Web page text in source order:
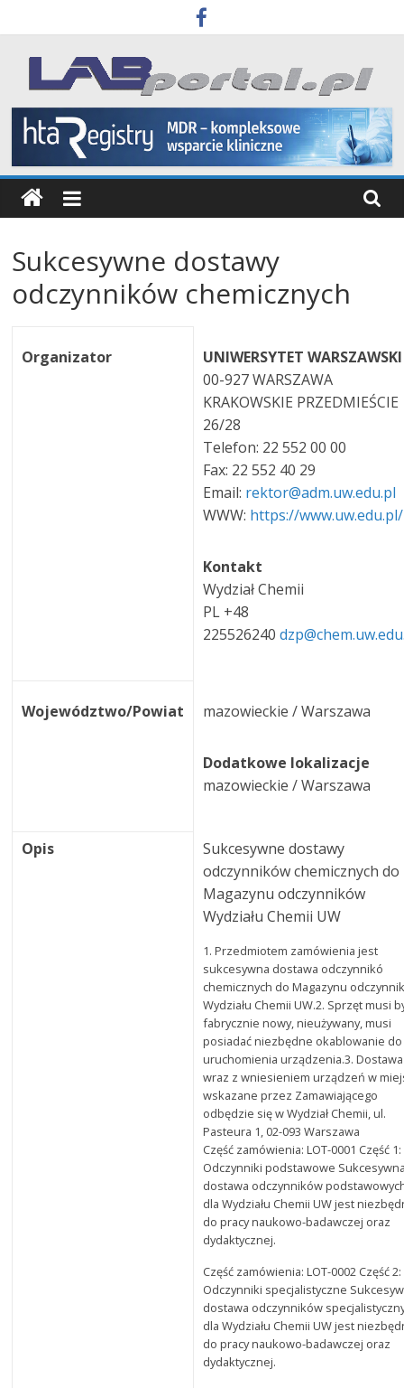
to
content
Labportal
Laboratoria
Aparatura
Badania
Sukcesywne dostawy
odczynników chemicznych
Organizator
UNIWERSYTET WARSZAWSKI
00-927 WARSZAWA
KRAKOWSKIE PRZEDMIEŚCIE
26/28
Telefon: 22 552 00 00
Fax: 22 552 40 29
Email: rektor@adm.uw.edu.pl
WWW: https://www.uw.edu.pl/
Kontakt
Wydział Chemii
PL +48
225526240
Województwo/Powiat mazowieckie / Warszawa
Dodatkowe lokalizacje
mazowieckie / Warszawa
Opis
Sukcesywne dostawy
odczynników chemicznych do
Magazynu odczynników
Wydziału Chemii UW
1. Przedmiotem zamówienia jest
sukcesywna dostawa odczynnikó
chemicznych do Magazynu
Wydziału Chemii UW.2. Sprzęt musi
fabrycznie nowy, nieużywany, musi
posiadać niezbędne okablowanie do
uruchomienia urządzenia.3. Dostawa
wraz z wniesieniem urządzeń w
wskazane przez Zamawiającego
odbędzie się w Wydział Chemii, ul.
Pasteura 1, 02-093 Warszawa
Część zamówienia: LOT-0001 Część 1:
Odczynniki podstawowe
dostawa odczynników
dla Wydziału Chemii UW jest
do pracy naukowo-badawczej oraz
dydaktycznej.
Część zamówienia: LOT-0002 Część 2:
Odczynniki specjalistyczne
dostawa odczynników
dla Wydziału Chemii UW jest
do pracy naukowo-badawczej oraz
dydaktycznej.